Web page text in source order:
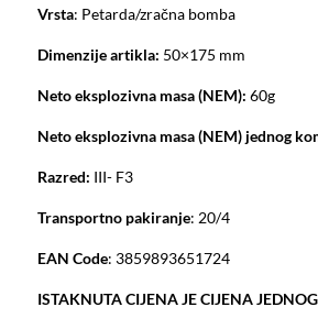
Vrsta: Petarda/zračna bomba
Dimenzije artikla: 50×175 mm
Neto eksplozivna masa (NEM): 60g
Neto eksplozivna masa (NEM) jednog
Razred: III- F3
Transportno pakiranje: 20/4
EAN Code: 3859893651724
ISTAKNUTA CIJENA JE CIJENA